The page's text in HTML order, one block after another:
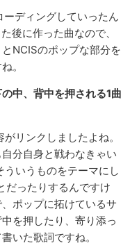
ーディングしていったん
後に作った曲なので、
NCISのポップな部分を
。
中、背中を押される1曲
リンクしましたよね。
分自身と戦わなきゃい
いうものをテーマにし
だったりするんですけ
ポップに拓けているサ
を押したり、寄り添っ
いた歌詞ですね。